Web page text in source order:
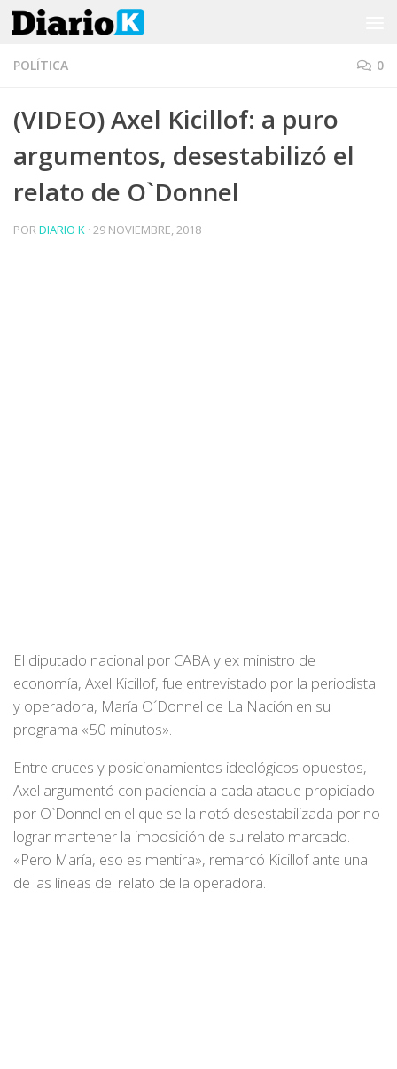
Saltar al contenido
POLÍTICA 0
(VIDEO) Axel Kicillof: a puro
argumentos, desestabilizó el
relato de O`Donnel
PORDIARIO K · 29 NOVIEMBRE, 2018
El diputado nacional por CABA y ex ministro de
economía, Axel Kicillof, fue entrevistado por la periodista
y operadora, María O´Donnel de La Nación en su
programa «50 minutos».
Entre cruces y posicionamientos ideológicos opuestos,
Axel argumentó con paciencia a cada ataque propiciado
por O`Donnel en el que se la notó desestabilizada por no
lograr mantener la imposición de su relato marcado.
«Pero María, eso es mentira», remarcó Kicillof ante una
de las líneas del relato de la operadora.